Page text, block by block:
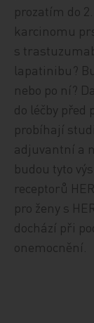
prozatím do
karcinomu
s
lapatinibu?
nebo po ní?
do léčby před
probíhají
adjuvantní a
budou tyto
receptorů
pro ženy s
dochází při
onemocnění.